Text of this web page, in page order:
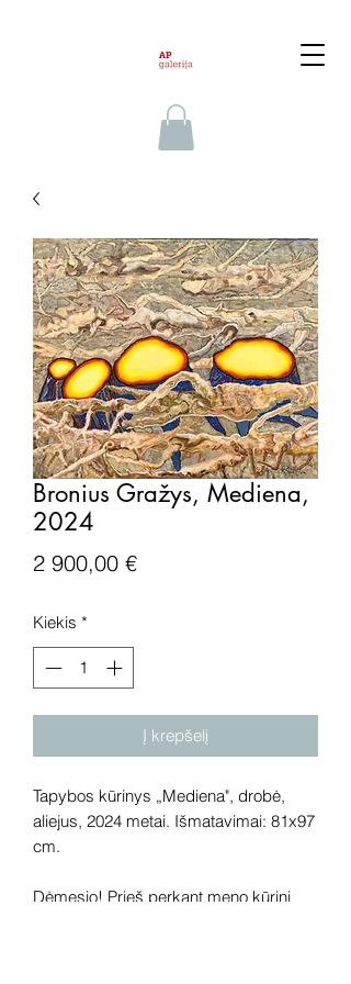
Bronius Gražys, Mediena,
2024
2 900,00 €Price
Kiekis *
Į krepšelį
Tapybos kūrinys „Mediena", drobė,
aliejus, 2024 metai. Išmatavimai: 81x97
cm.
Dėmesio! Prieš perkant meno kūrinį